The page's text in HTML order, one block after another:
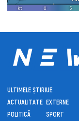
ULTIMELE ȘTIRI
ACTUALITATE
POLITICĂ
UE
EXTERNE
SPORT